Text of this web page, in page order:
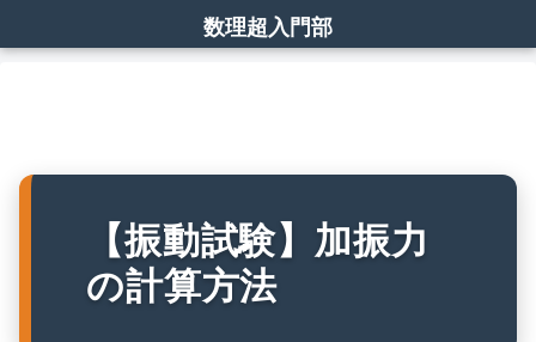
数理超入門部
【振動試験】加振力
の計算方法